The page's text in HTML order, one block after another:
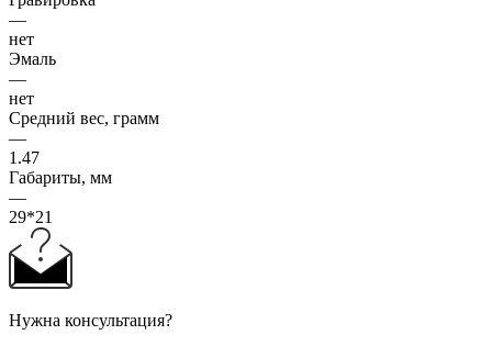
—
нет
Эмаль
—
нет
Средний вес, грамм
—
1.47
Габариты, мм
—
29*21
Нужна консультация?